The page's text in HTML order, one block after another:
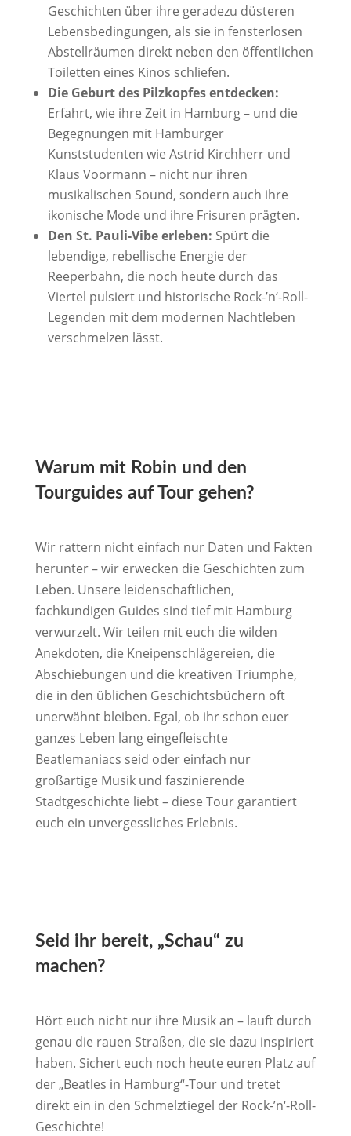
Geschichten über ihre geradezu düsteren
Lebensbedingungen, als sie in fensterlosen
Abstellräumen direkt neben den öffentlichen
Toiletten eines Kinos schliefen.
Die Geburt des Pilzkopfes entdecken:
Erfahrt, wie ihre Zeit in Hamburg – und die
Begegnungen mit Hamburger
Kunststudenten wie Astrid Kirchherr und
Klaus Voormann – nicht nur ihren
musikalischen Sound, sondern auch ihre
ikonische Mode und ihre Frisuren prägten.
Den St. Pauli-Vibe erleben: Spürt die
lebendige, rebellische Energie der
Reeperbahn, die noch heute durch das
Viertel pulsiert und historische Rock-’n‘-Roll-
Legenden mit dem modernen Nachtleben
verschmelzen lässt.
Warum mit Robin und den
Tourguides auf Tour gehen?
Wir rattern nicht einfach nur Daten und Fakten
herunter – wir erwecken die Geschichten zum
Leben. Unsere leidenschaftlichen,
fachkundigen Guides sind tief mit Hamburg
verwurzelt. Wir teilen mit euch die wilden
Anekdoten, die Kneipenschlägereien, die
Abschiebungen und die kreativen Triumphe,
die in den üblichen Geschichtsbüchern oft
unerwähnt bleiben. Egal, ob ihr schon euer
ganzes Leben lang eingefleischte
Beatlemaniacs seid oder einfach nur
großartige Musik und faszinierende
Stadtgeschichte liebt – diese Tour garantiert
euch ein unvergessliches Erlebnis.
Seid ihr bereit, „Schau“ zu
machen?
Hört euch nicht nur ihre Musik an – lauft durch
genau die rauen Straßen, die sie dazu inspiriert
haben. Sichert euch noch heute euren Platz auf
der „Beatles in Hamburg“-Tour und tretet
direkt ein in den Schmelztiegel der Rock-’n‘-Roll-
Geschichte!